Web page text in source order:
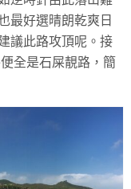
最好選晴朗乾爽日
議此路攻頂呢。接
全是石屎靚路，簡